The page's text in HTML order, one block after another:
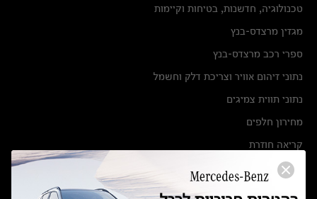
טכנולוגיה, חדשנות, בטיחות וקיימות
מגזין מרצדס-בנץ
ספרי רכב מרצדס-בנץ
נתוני זיהום אוויר וצריכת דלק וחשמל
נתוני תווית צמיגים
מחירון חלפים
קריאה חוזרת
הודעה על הטבות לרכבי מרצדס בהסדר פשרה בתצ 56447-02-19